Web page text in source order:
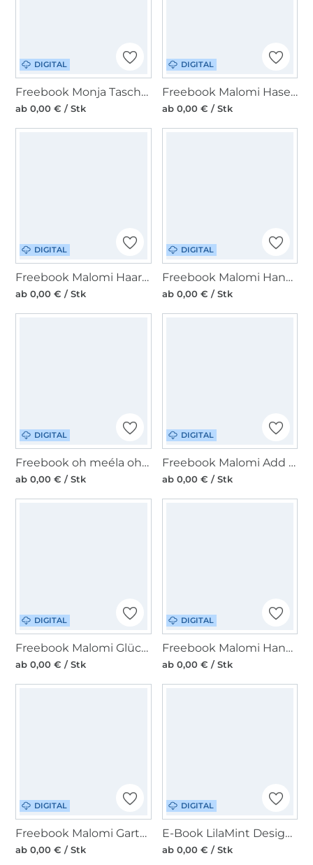
DIGITAL
Freebook Monja Taschen Biggi
ab 0,00 € / Stk
DIGITAL
Freebook Malomi Hasenrucksack BUNNY
ab 0,00 € / Stk
DIGITAL
Freebook Malomi Haarschleife
ab 0,00 € / Stk
DIGITAL
Freebook Malomi Handtuch-Turban Nala
ab 0,00 € / Stk
DIGITAL
Freebook oh meéla ohShorti
ab 0,00 € / Stk
DIGITAL
Freebook Malomi Add on Kinderoverall FLO
ab 0,00 € / Stk
DIGITAL
Freebook Malomi Glückskleekissen
ab 0,00 € / Stk
DIGITAL
Freebook Malomi Handstulpen Amelie
ab 0,00 € / Stk
DIGITAL
Freebook Malomi Gartenschürze
ab 0,00 € / Stk
DIGITAL
E-Book LilaMint Design Täschchen Queens
ab 0,00 € / Stk